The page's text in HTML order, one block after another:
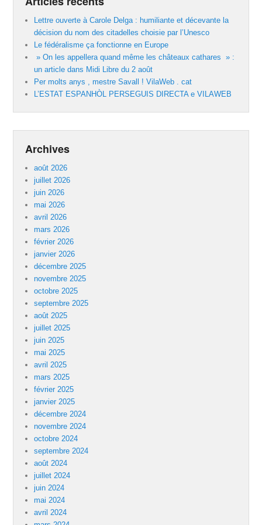
Lettre ouverte à Carole Delga : humiliante et décevante la
décision du nom des citadelles choisie par l’Unesco
Le fédéralisme ça fonctionne en Europe
» On les appellera quand même les châteaux cathares » :
un article dans Midi Libre du 2 août
Per molts anys , mestre Savall ! VilaWeb . cat
L’ESTAT ESPANHÒL PERSEGUIS DIRECTA e VILAWEB
Archives
août 2026
juillet 2026
juin 2026
mai 2026
avril 2026
mars 2026
février 2026
janvier 2026
décembre 2025
novembre 2025
octobre 2025
septembre 2025
août 2025
juillet 2025
juin 2025
mai 2025
avril 2025
mars 2025
février 2025
janvier 2025
décembre 2024
novembre 2024
octobre 2024
septembre 2024
août 2024
juillet 2024
juin 2024
mai 2024
avril 2024